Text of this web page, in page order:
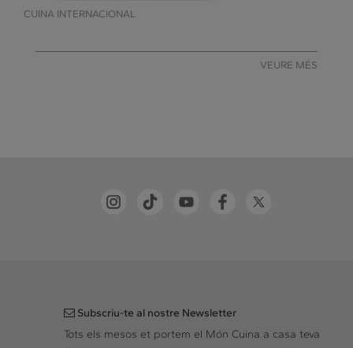
CUINA INTERNACIONAL
VEURE MÉS
Subscriu-te al nostre Newsletter
Tots els mesos et portem el Món Cuina a casa teva